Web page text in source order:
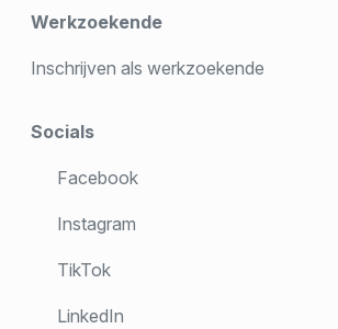
Werkzoekende
Inschrijven als werkzoekende
Socials
Facebook
Instagram
TikTok
LinkedIn